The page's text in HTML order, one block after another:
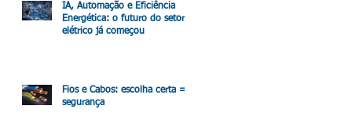
IA, Automação e Eficiência
Energética: o futuro do setor
elétrico já começou
Fios e Cabos: escolha certa =
segurança